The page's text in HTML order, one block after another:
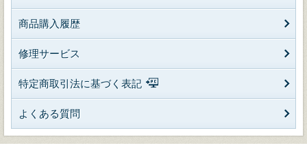
商品購入履歴
修理サービス
特定商取引法に基づく表記
よくある質問